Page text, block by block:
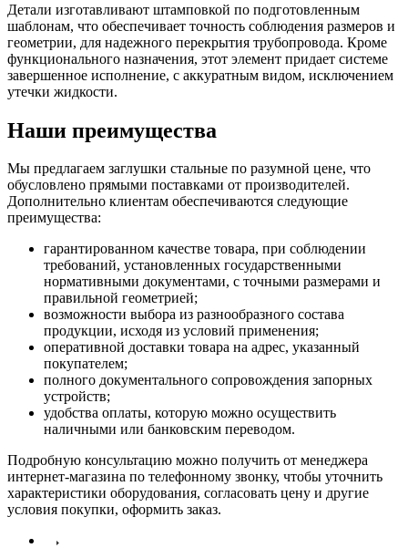
Детали изготавливают штамповкой по подготовленным
шаблонам, что обеспечивает точность соблюдения размеров и
геометрии, для надежного перекрытия трубопровода. Кроме
функционального назначения, этот элемент придает системе
завершенное исполнение, с аккуратным видом, исключением
утечки жидкости.
Наши преимущества
Мы предлагаем заглушки стальные по разумной цене, что
обусловлено прямыми поставками от производителей.
Дополнительно клиентам обеспечиваются следующие
преимущества:
гарантированном качестве товара, при соблюдении
требований, установленных государственными
нормативными документами, с точными размерами и
правильной геометрией;
возможности выбора из разнообразного состава
продукции, исходя из условий применения;
оперативной доставки товара на адрес, указанный
покупателем;
полного документального сопровождения запорных
устройств;
удобства оплаты, которую можно осуществить
наличными или банковским переводом.
Подробную консультацию можно получить от менеджера
интернет-магазина по телефонному звонку, чтобы уточнить
характеристики оборудования, согласовать цену и другие
условия покупки, оформить заказ.